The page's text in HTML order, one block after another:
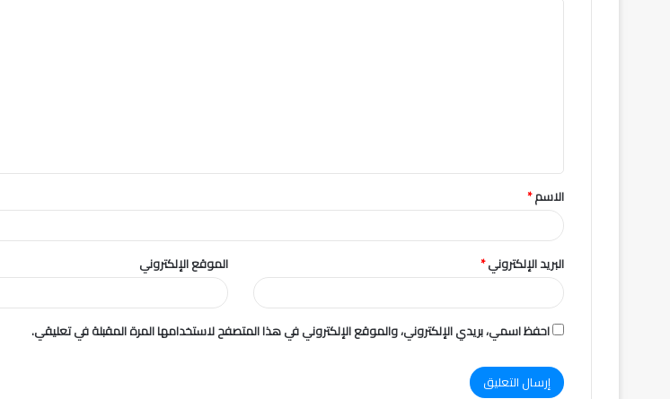
ق
*
الاسم*
البريد الإلكتروني* الموقع الإلكتروني
احفظ اسمي، بريدي الإلكتروني، والموقع الإلكتروني في هذا المتصفح لاستخدامها المرة المقبلة في تعليقي.